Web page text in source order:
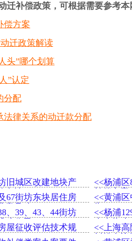
迁补偿政策，可根据需要参考本
偿方案
迁政策解读
头”哪个划算
”认定
分配
法律关系的动迁款分配
旧城区改建地块产
办法
<<杨浦
补偿方案
67街坊东块居住房
意见稿）
<<黄浦
、39、43、44街坊
稿公示
<<杨浦
未来将
屋征收评估技术规
<<上海
纠纷会